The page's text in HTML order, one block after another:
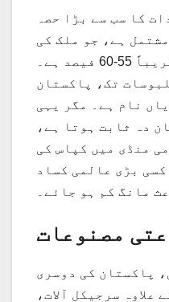
کا سب سے بڑا حصہ
ہے، جو ملک کی
مجموعی برآمدات کا تقریباً 55-60 فیصد ہے۔
تک، پاکستان
نام ہے۔ مگر یہی
دہ ثابت ہوتا ہے،
منڈی میں کپاس کی
بڑی عالمی کساد
مانگ کم ہو جائے۔
مصنوعات
پاکستان کی دوسری
علاوہ سرجیکل آلات،